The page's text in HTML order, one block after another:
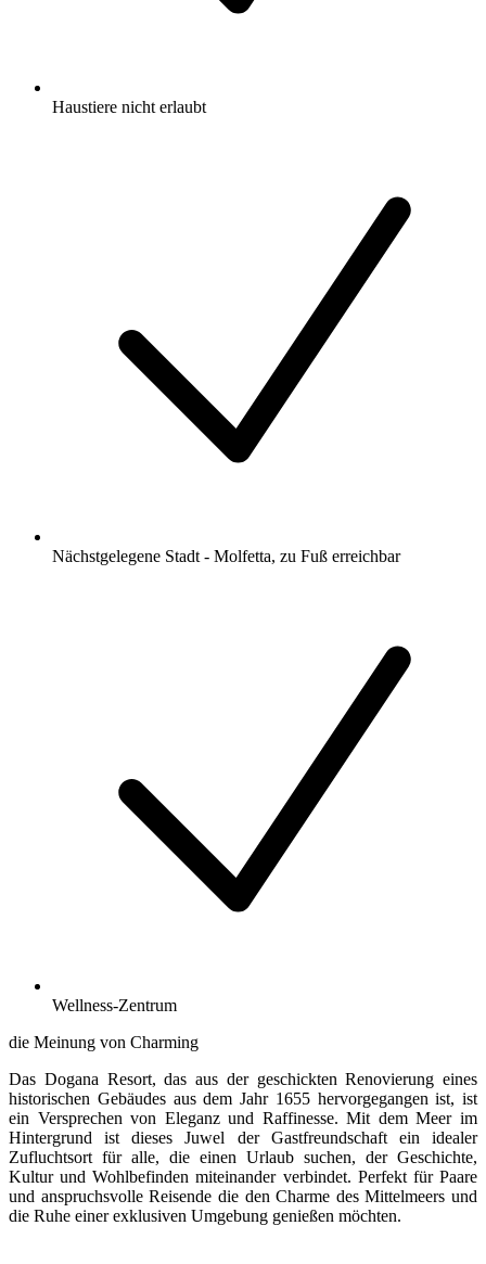
Haustiere nicht erlaubt
Nächstgelegene Stadt - Molfetta, zu Fuß erreichbar
Wellness-Zentrum
die Meinung von Charming
Das Dogana Resort, das aus der geschickten Renovierung eines
historischen Gebäudes aus dem Jahr 1655 hervorgegangen ist, ist
ein Versprechen von Eleganz und Raffinesse. Mit dem Meer im
Hintergrund ist dieses Juwel der Gastfreundschaft ein idealer
Zufluchtsort für alle, die einen Urlaub suchen, der Geschichte,
Kultur und Wohlbefinden miteinander verbindet. Perfekt für Paare
und anspruchsvolle Reisende die den Charme des Mittelmeers und
die Ruhe einer exklusiven Umgebung genießen möchten.